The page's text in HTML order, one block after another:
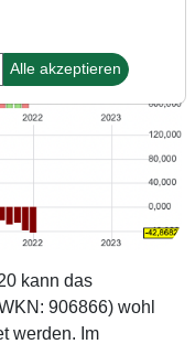
kann das
906866) wohl
werden. Im
Alle akzeptieren